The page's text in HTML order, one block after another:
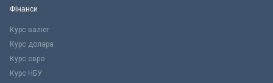
Фінанси
Курс валют
Курс долара
Курс євро
Курс НБУ